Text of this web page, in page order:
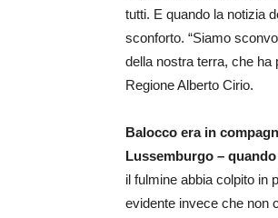
tutti. E quando la notizia
sconforto. “Siamo
della nostra terra, che ha
Regione Alberto Cirio.
Balocco era in
Lussemburgo –
il fulmine abbia colpito in
evidente invece che non